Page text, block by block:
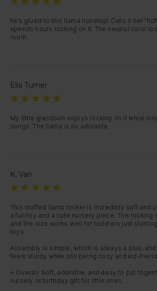
he’s glued to this llama nonstop! Calls it her
spends hours rocking on it. The neutral color
room.
Ella Turner
My little grandson enjoys rocking on it while
songs. The llama is so adorable.
K. Van
This stuffed llama rocker is incredibly soft and
a fun toy and a cute nursery piece. The rocking
and the size works well for toddlers just
toys.
Assembly is simple, which is always a plus,
feels sturdy while still being cozy and kid-
⭐ Overall: Soft, adorable, and easy to put
nursery or birthday gift for little ones.